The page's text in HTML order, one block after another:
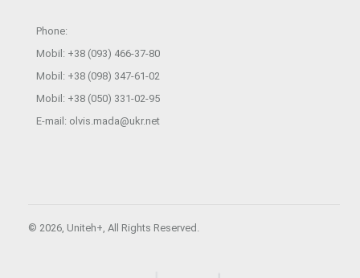
Phone: ⠀
Mobil: +38 (093) 466-37-80
Mobil: +38 (098) 347-61-02
Mobil: +38 (050) 331-02-95
E-mail: olvis.mada@ukr.net
© 2026, Uniteh+, All Rights Reserved.